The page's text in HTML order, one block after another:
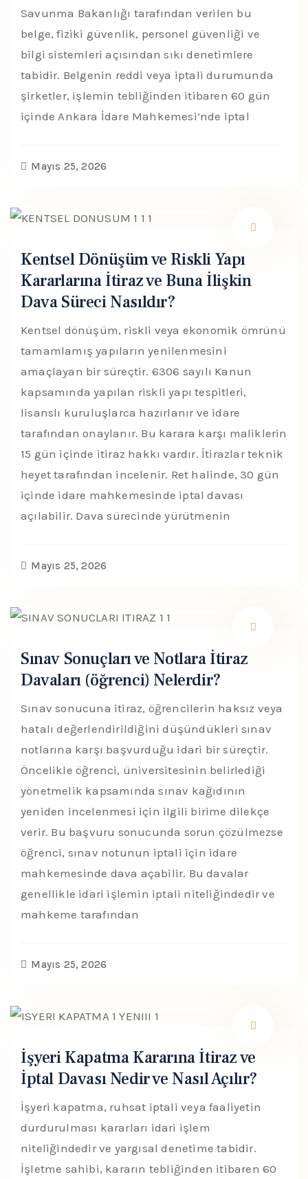
Savunma Bakanlığı tarafından verilen bu
belge, fiziki güvenlik, personel güvenliği ve
bilgi sistemleri açısından sıkı denetimlere
tabidir. Belgenin reddi veya iptali durumunda
şirketler, işlemin tebliğinden itibaren 60 gün
içinde Ankara İdare Mahkemesi’nde iptal
Mayıs 25, 2026
Kentsel Dönüşüm ve Riskli Yapı
Kararlarına İtiraz ve Buna İlişkin
Dava Süreci Nasıldır?
Kentsel dönüşüm, riskli veya ekonomik ömrünü
tamamlamış yapıların yenilenmesini
amaçlayan bir süreçtir. 6306 sayılı Kanun
kapsamında yapılan riskli yapı tespitleri,
lisanslı kuruluşlarca hazırlanır ve idare
tarafından onaylanır. Bu karara karşı maliklerin
15 gün içinde itiraz hakkı vardır. İtirazlar teknik
heyet tarafından incelenir. Ret halinde, 30 gün
içinde idare mahkemesinde iptal davası
açılabilir. Dava sürecinde yürütmenin
Mayıs 25, 2026
Sınav Sonuçları ve Notlara İtiraz
Davaları (öğrenci) Nelerdir?
Sınav sonucuna itiraz, öğrencilerin haksız veya
hatalı değerlendirildiğini düşündükleri sınav
notlarına karşı başvurduğu idari bir süreçtir.
Öncelikle öğrenci, üniversitesinin belirlediği
yönetmelik kapsamında sınav kağıdının
yeniden incelenmesi için ilgili birime dilekçe
verir. Bu başvuru sonucunda sorun çözülmezse
öğrenci, sınav notunun iptali için idare
mahkemesinde dava açabilir. Bu davalar
genellikle idari işlemin iptali niteliğindedir ve
mahkeme tarafından
Mayıs 25, 2026
İşyeri Kapatma Kararına İtiraz ve
İptal Davası Nedir ve Nasıl Açılır?
İşyeri kapatma, ruhsat iptali veya faaliyetin
durdurulması kararları idari işlem
niteliğindedir ve yargısal denetime tabidir.
İşletme sahibi, kararın tebliğinden itibaren 60